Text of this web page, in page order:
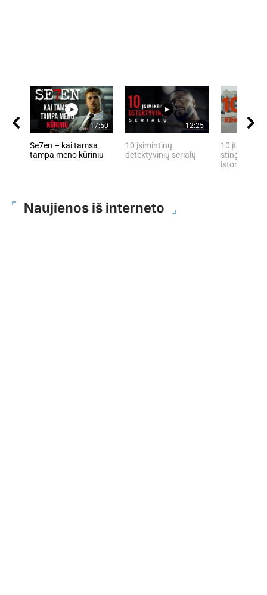
17:50
Se7en – kai tamsa
tampa meno kūriniu
12:25
10 įsimintinų
detektyvinių serialų
10 įtemptų,
stingdančių
istorijų
Naujienos iš interneto